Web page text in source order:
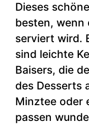
Dieses
besten, wenn
serviert wird.
sind leichte
Baisers, die
des Desserts
Minztee oder
passen